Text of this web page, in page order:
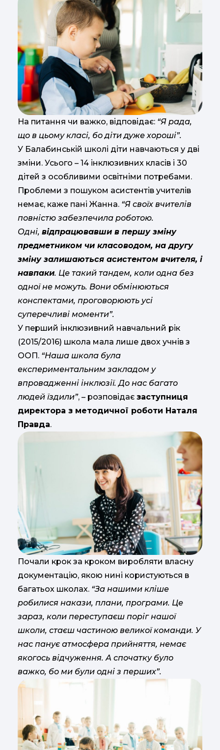
На питання чи важко, відповідає: “Я рада,
що в цьому класі, бо діти дуже хороші”.
У Балабинській школі діти навчаються у дві
зміни. Усього – 14 інклюзивних класів і 30
дітей з особливими освітніми потребами.
Проблеми з пошуком асистентів учителів
немає, каже пані Жанна. “Я своїх вчителів
повністю забезпечила роботою.
Одні, відпрацювавши в першу зміну
предметником чи класоводом, на другу
зміну залишаються асистентом вчителя, і
навпаки. Це такий тандем, коли одна без
одної не можуть. Вони обмінюються
конспектами, проговорюють усі
суперечливі моменти”.
У перший інклюзивний навчальний рік
(2015/2016) школа мала лише двох учнів з
ООП. “Наша школа була
експериментальним закладом у
впровадженні інклюзії. До нас багато
людей їздили”, – розповідає заступниця
директора з методичної роботи Наталя
Правда.
Почали крок за кроком виробляти власну
документацію, якою нині користуються в
багатьох школах. “За нашими кліше
робилися накази, плани, програми. Це
зараз, коли переступаєш поріг нашої
школи, стаєш частиною великої команди. У
нас панує атмосфера прийняття, немає
якогось відчуження. А спочатку було
важко, бо ми були одні з перших”.